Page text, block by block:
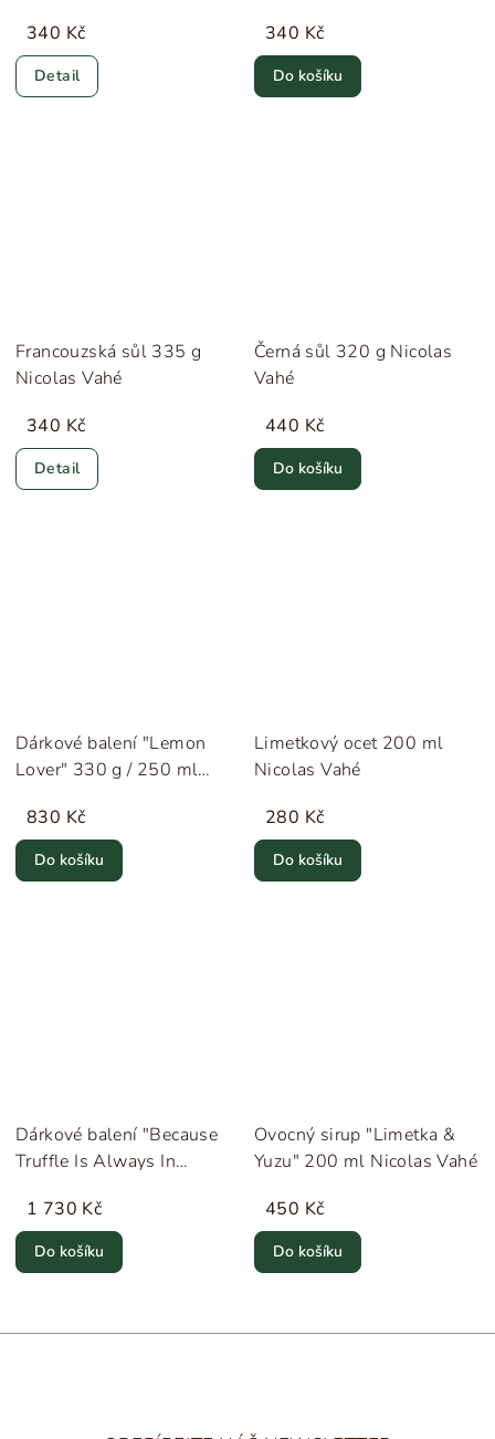
340 Kč
Detail
340 Kč
Do košíku
Francouzská sůl 335 g
Nicolas Vahé
340 Kč
Detail
Černá sůl 320 g Nicolas
Vahé
440 Kč
Do košíku
Dárkové balení "Lemon
Lover" 330 g / 250 ml
830 Kč
Do košíku
Limetkový ocet 200 ml
Nicolas Vahé
280 Kč
Do košíku
Dárkové balení "Because
Truffle Is Always In
1 730 Kč
Do košíku
Ovocný sirup "Limetka &
Yuzu" 200 ml Nicolas Vahé
450 Kč
Do košíku